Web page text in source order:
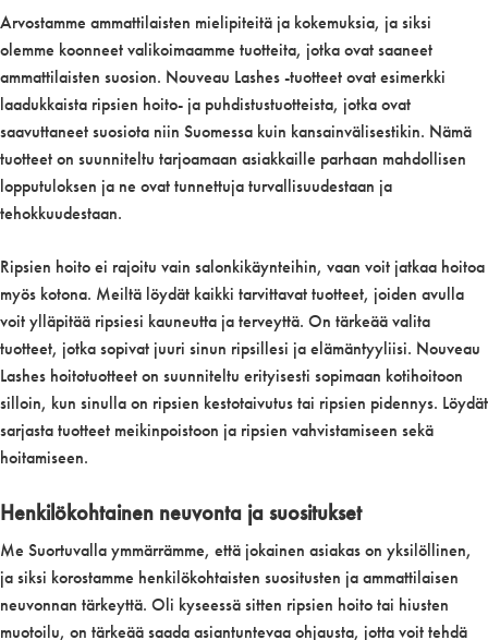
Arvostamme ammattilaisten mielipiteitä ja kokemuksia, ja siksi
olemme koonneet valikoimaamme tuotteita, jotka ovat saaneet
ammattilaisten suosion. Nouveau Lashes -tuotteet ovat esimerkki
laadukkaista ripsien hoito- ja puhdistustuotteista, jotka ovat
saavuttaneet suosiota niin Suomessa kuin kansainvälisestikin. Nämä
tuotteet on suunniteltu tarjoamaan asiakkaille parhaan mahdollisen
lopputuloksen ja ne ovat tunnettuja turvallisuudestaan ja
tehokkuudestaan.
Ripsien hoito ei rajoitu vain salonkikäynteihin, vaan voit jatkaa hoitoa
myös kotona. Meiltä löydät kaikki tarvittavat tuotteet, joiden avulla
voit ylläpitää ripsiesi kauneutta ja terveyttä. On tärkeää valita
tuotteet, jotka sopivat juuri sinun ripsillesi ja elämäntyyliisi. Nouveau
Lashes hoitotuotteet on suunniteltu erityisesti sopimaan kotihoitoon
silloin, kun sinulla on ripsien kestotaivutus tai ripsien pidennys. Löydät
sarjasta tuotteet meikinpoistoon ja ripsien vahvistamiseen sekä
hoitamiseen.
Henkilökohtainen neuvonta ja suositukset
Me Suortuvalla ymmärrämme, että jokainen asiakas on yksilöllinen,
ja siksi korostamme henkilökohtaisten suositusten ja ammattilaisen
neuvonnan tärkeyttä. Oli kyseessä sitten ripsien hoito tai hiusten
muotoilu, on tärkeää saada asiantuntevaa ohjausta, jotta voit tehdä